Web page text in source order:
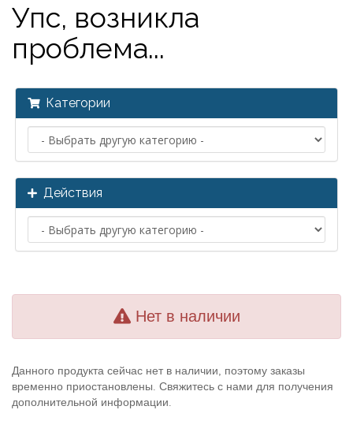
Упс, возникла
проблема...
Категории
Действия
Нет в наличии
Данного продукта сейчас нет в наличии, поэтому заказы
временно приостановлены. Свяжитесь с нами для получения
дополнительной информации.